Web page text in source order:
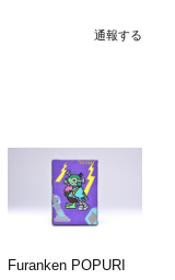
通報する
Furanken POPURI